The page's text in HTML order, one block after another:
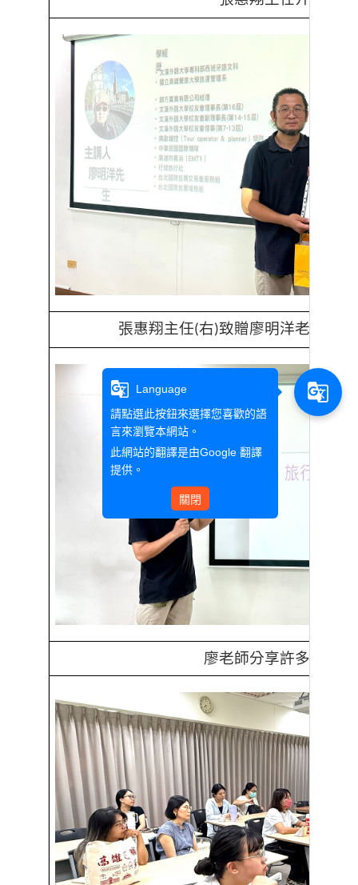
張惠翔主任(右)致贈廖明洋老師
廖老師分享許多帶團
g_translate
Language
請點選此按鈕來選擇您喜歡的語
言來瀏覽本網站。
此網站的翻譯是由Google 翻譯
提供。
關閉
g_translate